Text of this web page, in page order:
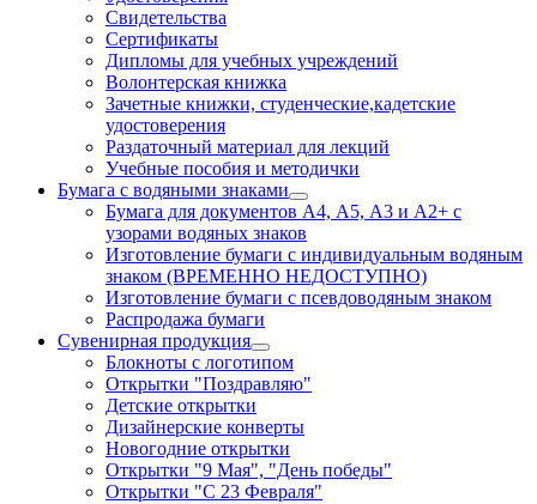
Свидетельства
Сертификаты
Дипломы для учебных учреждений
Волонтерская книжка
Зачетные книжки, студенческие,кадетские
удостоверения
Раздаточный материал для лекций
Учебные пособия и методички
Бумага с водяными знаками
Бумага для документов А4, А5, А3 и А2+ с
узорами водяных знаков
Изготовление бумаги с индивидуальным водяным
знаком (ВРЕМЕННО НЕДОСТУПНО)
Изготовление бумаги с псевдоводяным знаком
Распродажа бумаги
Сувенирная продукция
Блокноты с логотипом
Открытки "Поздравляю"
Детские открытки
Дизайнерские конверты
Новогодние открытки
Открытки "9 Мая", "День победы"
Открытки "С 23 Февраля"